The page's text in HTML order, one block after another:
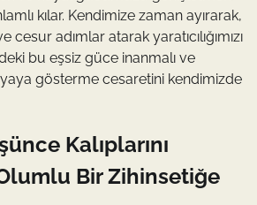
kılar. Kendimize zaman ayırarak,
cesur adımlar atarak yaratıcılığımızı
bu eşsiz güce inanmalı ve
gösterme cesaretini kendimizde
Kalıplarını
Bir Zihinsetiğe